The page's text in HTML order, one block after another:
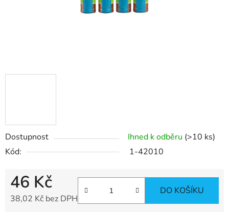
Dostupnost Ihned k odběru (>10 ks)
Kód:
1-42010
46 Kč
38,02 Kč bez DPH
DO KOŠÍKU